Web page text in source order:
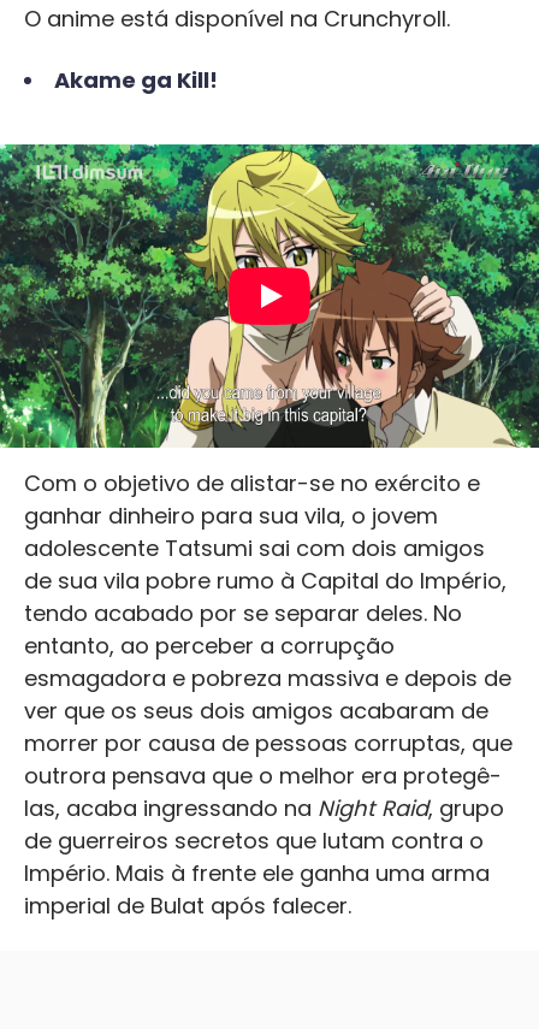
O anime está disponível na Crunchyroll.
Akame ga Kill!
Com o objetivo de alistar-se no exército e
ganhar dinheiro para sua vila, o jovem
adolescente Tatsumi sai com dois amigos
de sua vila pobre rumo à Capital do Império,
tendo acabado por se separar deles. No
entanto, ao perceber a corrupção
esmagadora e pobreza massiva e depois de
ver que os seus dois amigos acabaram de
morrer por causa de pessoas corruptas, que
outrora pensava que o melhor era protegê-
las, acaba ingressando na Night Raid, grupo
de guerreiros secretos que lutam contra o
Império. Mais à frente ele ganha uma arma
imperial de Bulat após falecer.